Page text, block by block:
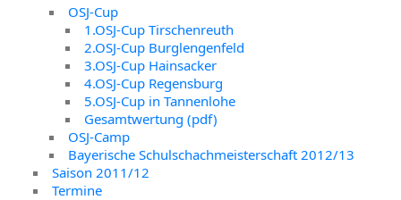
OSJ-Cup
1.OSJ-Cup Tirschenreuth
2.OSJ-Cup Burglengenfeld
3.OSJ-Cup Hainsacker
4.OSJ-Cup Regensburg
5.OSJ-Cup in Tannenlohe
Gesamtwertung (pdf)
OSJ-Camp
Bayerische Schulschachmeisterschaft 2012/13
Saison 2011/12
Termine